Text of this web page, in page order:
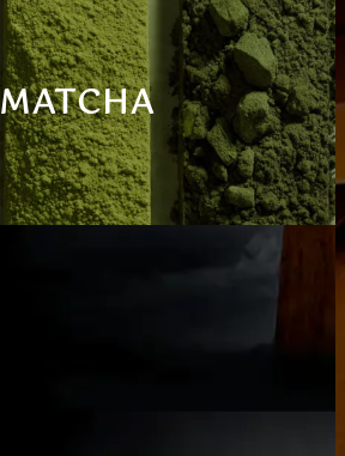
MATCHA